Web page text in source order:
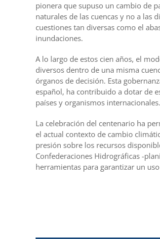
pionera que supuso un cambio de
naturales de las cuencas y no a las
cuestiones tan diversas como el
inundaciones.
A lo largo de estos cien años, el
diversos dentro de una misma
órganos de decisión. Esta
español, ha contribuido a dotar de
países y organismos internacionales.
La celebración del centenario ha
el actual contexto de cambio
presión sobre los recursos
Confederaciones Hidrográficas -
herramientas para garantizar un